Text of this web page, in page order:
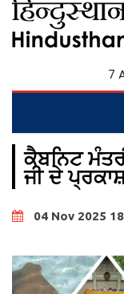
7
ਕੈਬਨਿਟ
ਜੀ ਦੇ
04 Nov 2025